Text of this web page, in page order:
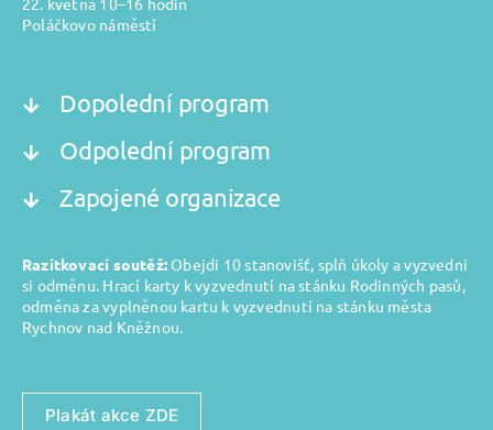
Poláčkovo náměstí
Dopolední program
Odpolední program
Zapojené organizace
Razítkovací soutěž:Obejdi 10 stanovišť, splň úkoly a vyzvedni
si odměnu. Hrací karty k vyzvednutí na stánku Rodinných pasů,
odměna za vyplněnou kartu k vyzvednutí na stánku města
Rychnov nad Kněžnou.
Plakát akce ZDE